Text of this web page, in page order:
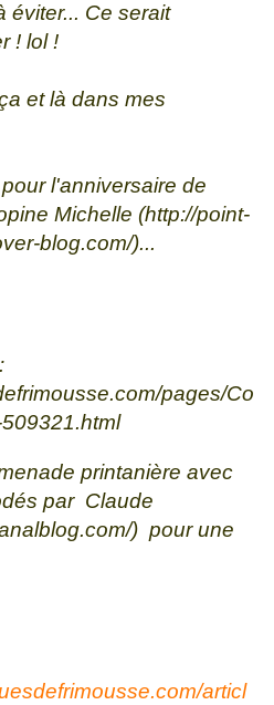
éviter... Ce serait
! lol !
et là dans mes
l'anniversaire de
Michelle (http://point-
blog.com/)...
pages/Co
printanière avec
par Claude
) pour une
articl